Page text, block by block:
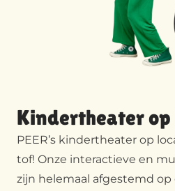
Kindertheater
PEER’s kindertheater op
tof! Onze interactieve en
zijn helemaal afgestemd